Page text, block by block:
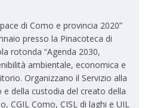
di Como e provincia 2020”
presso la Pinacoteca di
rotonda “Agenda 2030,
ambientale, economica e
Organizzano il Servizio alla
della custodia del creato della
CGIL Como, CISL di laghi e UIL